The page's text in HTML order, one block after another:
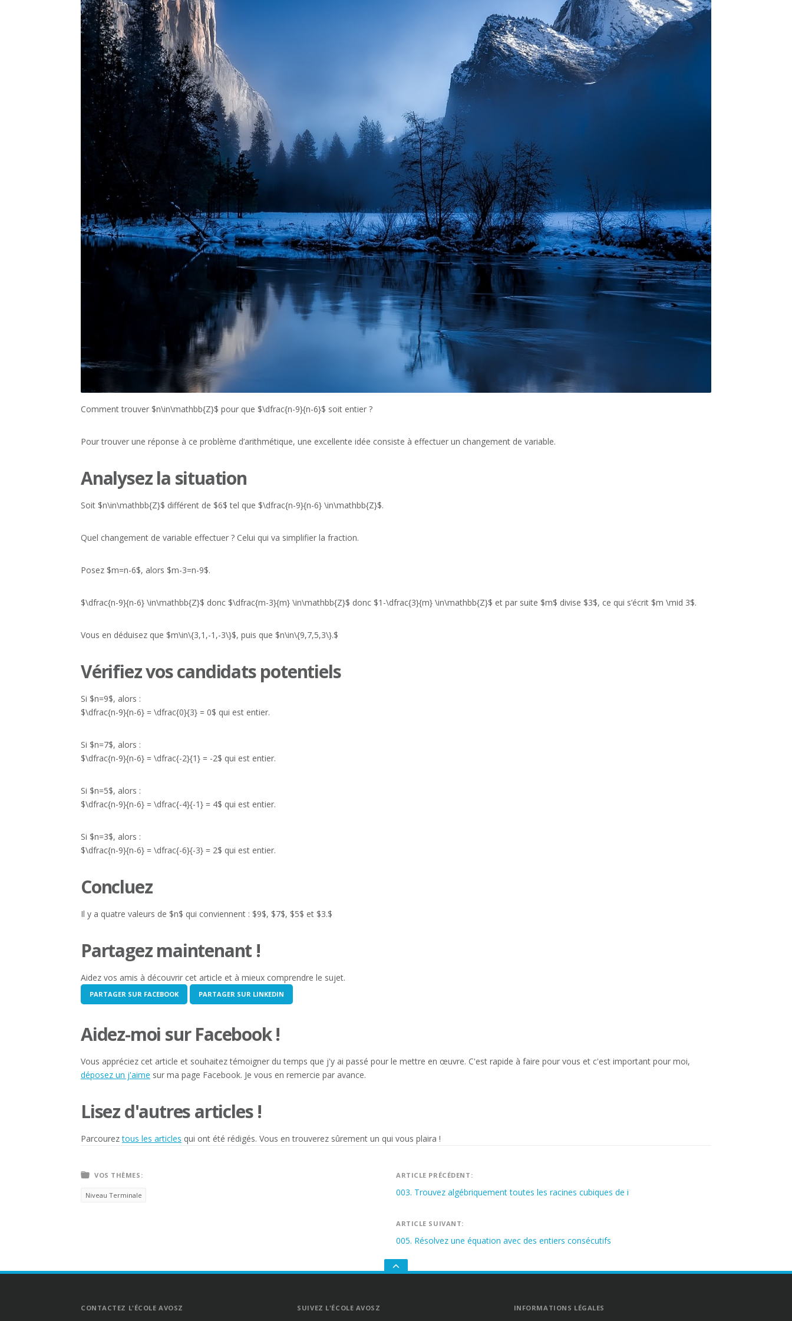
Comment trouver $n\in\mathbb{Z}$ pour que $\dfrac{n-9}{n-6}$ soit entier ?
Pour trouver une réponse à ce problème d’arithmétique, une excellente idée consiste à effectuer un changement de variable.
Analysez la situation
Soit $n\in\mathbb{Z}$ différent de $6$ tel que $\dfrac{n-9}{n-6} \in\mathbb{Z}$.
Quel changement de variable effectuer ? Celui qui va simplifier la fraction.
Posez $m=n-6$, alors $m-3=n-9$.
$\dfrac{n-9}{n-6} \in\mathbb{Z}$ donc $\dfrac{m-3}{m} \in\mathbb{Z}$ donc $1-\dfrac{3}{m} \in\mathbb{Z}$ et par suite $m$ divise $3$, ce qui s’écrit $m \mid 3$.
Vous en déduisez que $m\in\{3,1,-1,-3\}$, puis que $n\in\{9,7,5,3\}.$
Vérifiez vos candidats potentiels
Si $n=9$, alors :
$\dfrac{n-9}{n-6} = \dfrac{0}{3} = 0$ qui est entier.
Si $n=7$, alors :
$\dfrac{n-9}{n-6} = \dfrac{-2}{1} = -2$ qui est entier.
Si $n=5$, alors :
$\dfrac{n-9}{n-6} = \dfrac{-4}{-1} = 4$ qui est entier.
Si $n=3$, alors :
$\dfrac{n-9}{n-6} = \dfrac{-6}{-3} = 2$ qui est entier.
Concluez
Il y a quatre valeurs de $n$ qui conviennent : $9$, $7$, $5$ et $3.$
Partagez maintenant !
Aidez vos amis à découvrir cet article et à mieux comprendre le sujet.
PARTAGER SUR FACEBOOK PARTAGER SUR LINKEDIN
Aidez-moi sur Facebook !
Vous appréciez cet article et souhaitez témoigner du temps que j'y ai passé pour le mettre en œuvre. C'est rapide à faire pour vous et c'est important pour moi,
déposez un j'aime sur ma page Facebook. Je vous en remercie par avance.
Lisez d'autres articles !
Parcoureztous les articles qui ont été rédigés. Vous en trouverez sûrement un qui vous plaira !
VOS THÈMES:
Niveau Terminale
Navigation
de
l’article
ARTICLE PRÉCÉDENT:
003. Trouvez algébriquement toutes les racines cubiques de i
ARTICLE SUIVANT:
005. Résolvez une équation avec des entiers consécutifs
GO
CONTACTEZ L'ÉCOLE AVOSZ
SUIVEZ L'ÉCOLE AVOSZ INFORMATIONS LÉGALES